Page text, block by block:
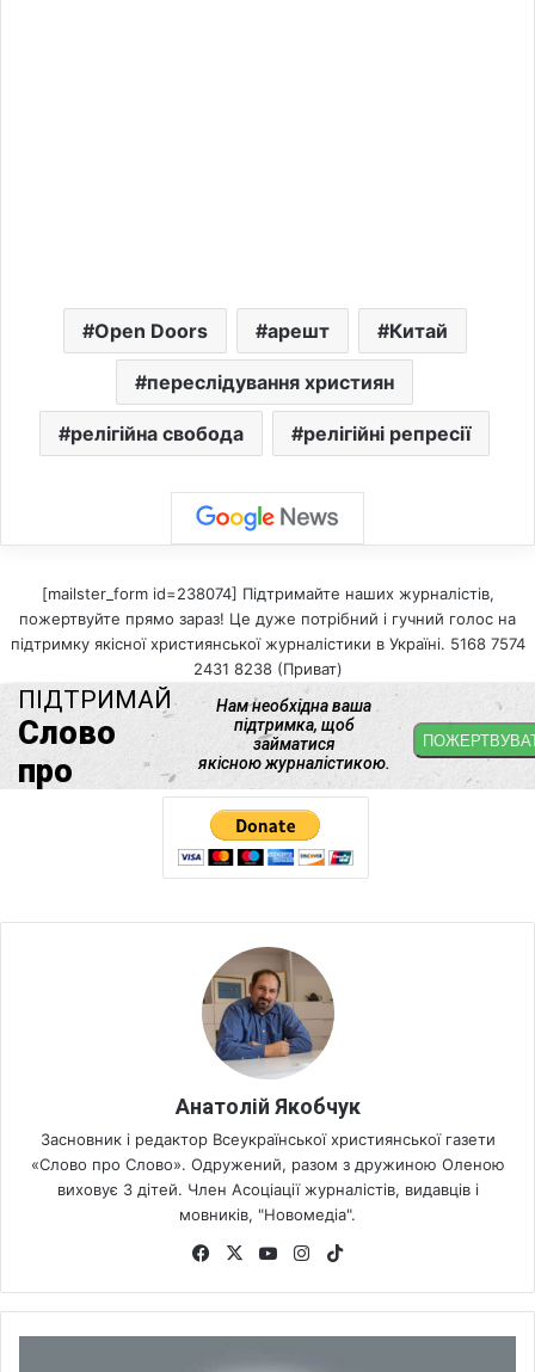
Open Doors арешт Китай
переслідування християн
релігійна свобода релігійні репресії
[mailster_form id=238074] Підтримайте наших журналістів,
пожертвуйте прямо зараз! Це дуже потрібний і гучний голос на
підтримку якісної християнської журналістики в Україні. 5168 7574
2431 8238 (Приват)
Анатолій Якобчук
Засновник і редактор Всеукраїнської християнської газети
«Слово про Слово». Одружений, разом з дружиною Оленою
виховує 3 дітей. Член Асоціації журналістів, видавців і
мовників, "Новомедіа".
Fa
bo
ok
X
Yo
ub
e
Ins
ra
m
k